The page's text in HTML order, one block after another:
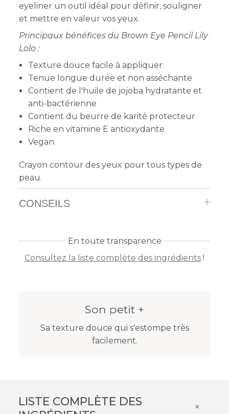
eyeliner un outil idéal pour définir, souligner
et mettre en valeur vos yeux.
Principaux bénéfices du Brown Eye Pencil Lily
Lolo :
Texture douce facile à appliquer
Tenue longue durée et non asséchante
Contient de l'huile de jojoba hydratante et
anti-bactérienne
Contient du beurre de karité protecteur
Riche en vitamine E antioxydante
Vegan
Crayon contour des yeux pour tous types de
peau.
CONSEILS
En toute transparence
Consultez la liste complète des ingrédients !
Son petit +
Sa texture douce qui s'estompe très
facilement.
LISTE COMPLÈTE DES
×